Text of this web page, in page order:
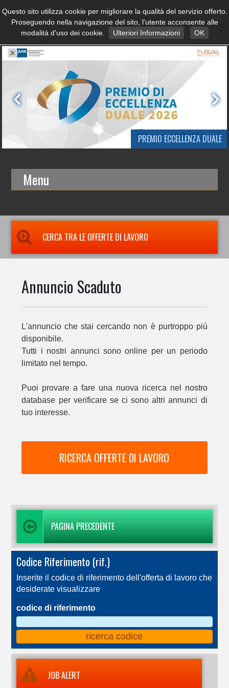
PREMIO ECCELLENZA DUALE
Menu
CERCA TRA LE OFFERTE DI LAVORO
Annuncio Scaduto
L'annuncio che stai cercando non è purtroppo più
disponibile.
Tutti i nostri annunci sono online per un periodo
limitato nel tempo.
Puoi provare a fare una nuova ricerca nel nostro
database per verificare se ci sono altri annunci di
tuo interesse.
RICERCA OFFERTE DI LAVORO
PAGINA PRECEDENTE
Codice Riferimento (rif.)
Inserite il codice di riferimento dell'offerta di lavoro che
desiderate visualizzare
codice di riferimento
JOB ALERT
Questo sito utilizza cookie per migliorare la qualità del servizio offerto.
Proseguendo nella navigazione del sito, l'utente acconsente alle
modalità d'uso dei cookie.
Ulteriori Informazioni OK